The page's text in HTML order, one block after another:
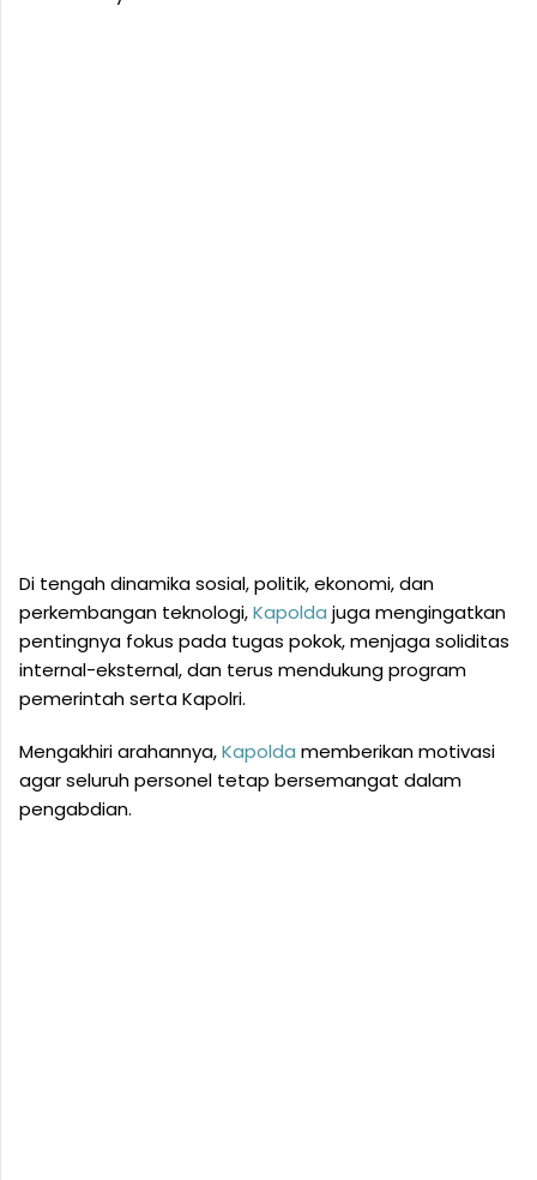
Di tengah dinamika sosial, politik, ekonomi, dan
perkembangan teknologi,Kapolda juga mengingatkan
pentingnya fokus pada tugas pokok, menjaga soliditas
internal-eksternal, dan terus mendukung program
pemerintah serta Kapolri.
Mengakhiri arahannya,Kapolda memberikan motivasi
agar seluruh personel tetap bersemangat dalam
pengabdian.